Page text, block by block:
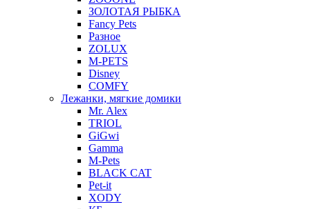
ЗОЛОТАЯ РЫБКА
Fancy Pets
Разное
ZOLUX
M-PETS
Disney
COMFY
Лежанки, мягкие домики
Mr. Alex
TRIOL
GiGwi
Gamma
M-Pets
BLACK CAT
Pet-it
XODY